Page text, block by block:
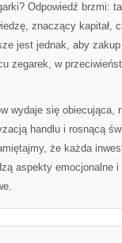
Odpowiedź brzmi:
znaczący kapitał,
jest jednak, aby
zegarek, w
wydaje się obiecująca,
handlu i rosnącą
że każda
aspekty emocjonalne